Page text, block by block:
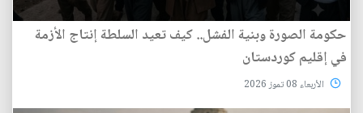
حكومة الصورة وبنية الفشل.. كيف تعيد السلطة إنتاج الأزمة
في إقليم كوردستان
الأربعاء 08 تموز 2026